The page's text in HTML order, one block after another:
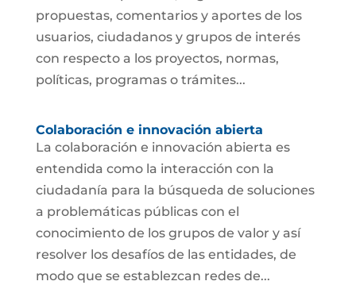
propuestas, comentarios y aportes de los
usuarios, ciudadanos y grupos de interés
con respecto a los proyectos, normas,
políticas, programas o trámites...
Colaboración e innovación abierta
La colaboración e innovación abierta es
entendida como la interacción con la
ciudadanía para la búsqueda de soluciones
a problemáticas públicas con el
conocimiento de los grupos de valor y así
resolver los desafíos de las entidades, de
modo que se establezcan redes de...